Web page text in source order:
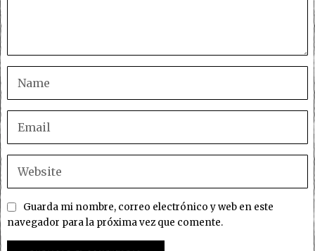
Guarda mi nombre, correo electrónico y web en este
navegador para la próxima vez que comente.